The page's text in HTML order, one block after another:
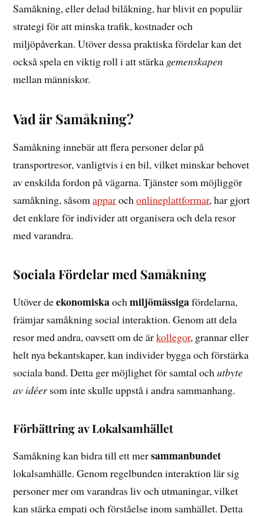
Samåkning, eller delad bilåkning, har blivit en populär
strategi för att minska trafik, kostnader och
miljöpåverkan. Utöver dessa praktiska fördelar kan det
också spela en viktig roll i att stärka gemenskapen
mellan människor.
Vad är Samåkning?
Samåkning innebär att flera personer delar på
transportresor, vanligtvis i en bil, vilket minskar behovet
av enskilda fordon på vägarna. Tjänster som möjliggör
samåkning, såsomapparochonlineplattformar, har gjort
det enklare för individer att organisera och dela resor
med varandra.
Sociala Fördelar med Samåkning
Utöver deekonomiskaochmiljömässigafördelarna,
främjar samåkning social interaktion. Genom att dela
resor med andra, oavsett om de ärkollegor, grannar eller
helt nya bekantskaper, kan individer bygga och förstärka
sociala band. Detta ger möjlighet för samtal ochutbyte
av idéersom inte skulle uppstå i andra sammanhang.
Förbättring av Lokalsamhället
Samåkning kan bidra till ett mersammanbundet
lokalsamhälle. Genom regelbunden interaktion lär sig
personer mer om varandras liv och utmaningar, vilket
kan stärka empati och förståelse inom samhället. Detta